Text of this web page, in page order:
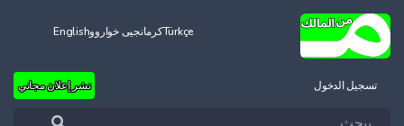
Türkçeکرمانجیی خوارووEnglish
تسجيل الدخول نشر إعلان مجاني